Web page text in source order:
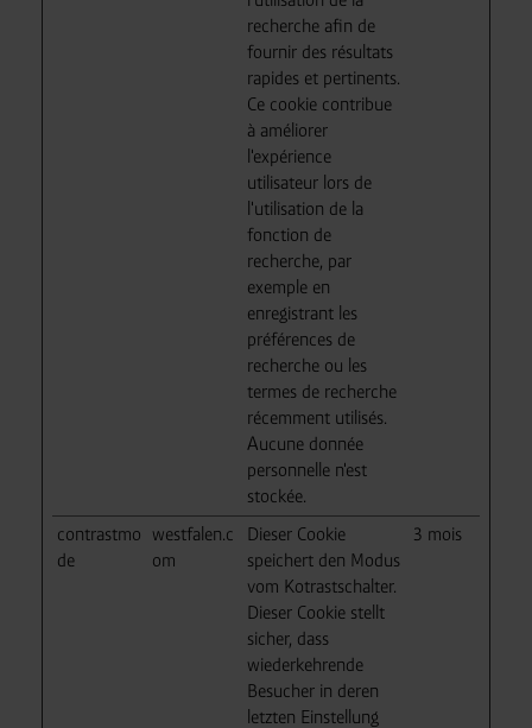
recherche afin de
fournir des résultats
rapides et pertinents.
Ce cookie contribue
à améliorer
l'expérience
utilisateur lors de
l'utilisation de la
fonction de
recherche, par
exemple en
enregistrant les
préférences de
recherche ou les
termes de recherche
récemment utilisés.
Aucune donnée
personnelle n'est
stockée.
contrastmo
de
westfalen.c
om
Dieser Cookie
speichert den Modus
vom Kotrastschalter.
Dieser Cookie stellt
sicher, dass
wiederkehrende
Besucher in deren
letzten Einstellung
3 mois